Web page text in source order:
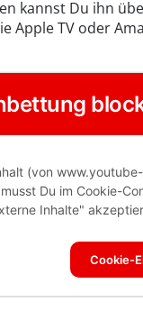
kannst Du ihn
Apple TV oder